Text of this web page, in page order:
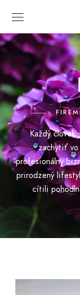
Každý človek
zachytiť
profesionálny
prirodzený
cítili